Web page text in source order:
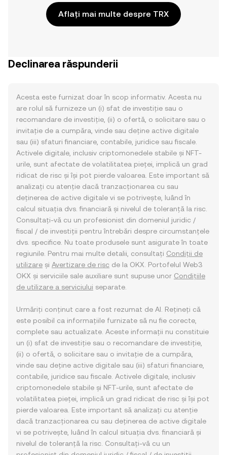
Aflați mai multe despre TRX
Declinarea răspunderii
Acesta este furnizat doar în scop informativ. Acesta nu
are rolul să furnizeze un (i) sfat de investiție sau o
recomandare de investiție, (ii) o ofertă, o solicitare sau o
invitație de a cumpăra, vinde sau deține active digitale
sau (iii) sfaturi financiare, contabile, juridice sau fiscale.
Activele digitale, inclusiv criptomonedele stabile și NFT-
urile, sunt afectate de volatilitatea pieței, implică un grad
ridicat de risc și își pot pierde valoarea. Este important să
analizați cu atenție dacă tranzacționarea cu sau
deținerea de active digitale vi se potrivește, luând în
calcul situația dvs. financiară și nivelul de toleranță la risc.
Consultați-vă cu un profesionist din domeniul juridic /
fiscal / de investiții pentru întrebări despre circumstanțele
dvs. specifice. Nu toate produsele sunt asigurate în toate
regiunile. Pentru mai multe detalii, consultați Condiții de
utilizare și Avertizare de risc de la OKX. Portofelul Web3
OKX și serviciile sale auxiliare sunt supuse unor Condițiile
de utilizare a serviciului separate.
Urmăriți conținut care a fost rezumat de AI. Rețineți că
este posibil ca informațiile furnizate să nu fie corecte,
complete sau actualizate. Aceste informații nu constituie
un (i) sfat de investiție sau o recomandare de investiție,
(ii) o ofertă, o solicitare sau o invitație de a cumpăra,
vinde sau deține active digitale sau (iii) sfaturi financiare,
contabile, juridice sau fiscale. Activele digitale, inclusiv
criptomonedele stabile și NFT-urile, sunt afectate de
volatilitatea pieței, implică un grad ridicat de risc și își pot
pierde valoarea. Este important să analizați cu atenție
dacă tranzacționarea cu sau deținerea de active digitale
vi se potrivește, luând în calcul situația dvs. financiară și
nivelul de toleranță la risc. Consultați-vă cu un